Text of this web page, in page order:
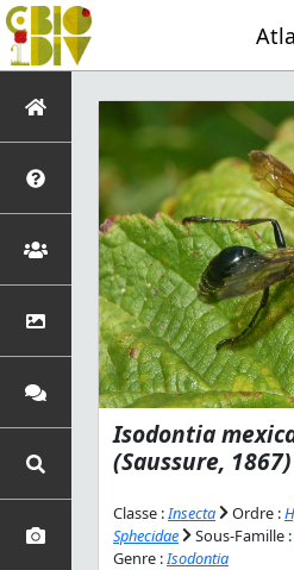
Isodontia
(Saussure, 1867)
Classe : Insecta Ordre :
Sphecidae
Sous-Famille :
Genre : Isodontia